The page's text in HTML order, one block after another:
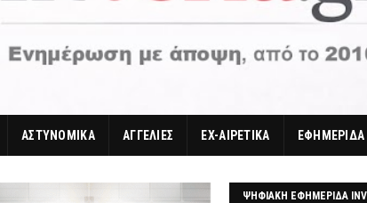
ΑΣΤΥΝΟΜΙΚΑ ΑΓΓΕΛΙΕΣ EX-ΑΙΡΕΤΙΚΑ ΕΦΗΜΕΡΙΔΑ
ΨΗΦΙΑΚΗ ΕΦΗΜΕΡΙΔΑ